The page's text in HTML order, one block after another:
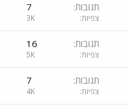
תגובות 7
צפיות 3K
תגובות 16
צפיות 5K
תגובות 7
צפיות 4K